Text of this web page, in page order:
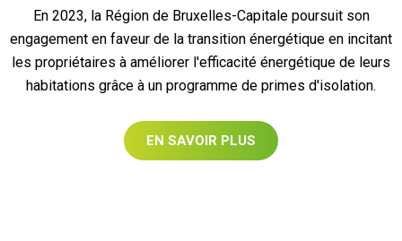
En 2023, la Région de Bruxelles-Capitale poursuit son
engagement en faveur de la transition énergétique en incitant
les propriétaires à améliorer l'efficacité énergétique de leurs
habitations grâce à un programme de primes d'isolation.
EN SAVOIR PLUS